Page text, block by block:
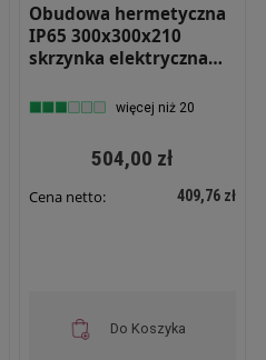
Obudowa hermetyczna
IP65 300x300x210
skrzynka elektryczna
więcej niż 20
504,00 zł
Cena netto: 409,76 zł
Do Koszyka